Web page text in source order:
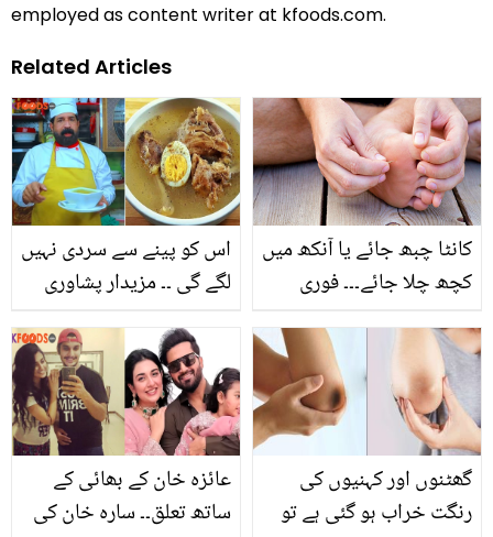
employed as content writer at kfoods.com.
Related Articles
اس کو پینے سے سردی نہیں
لگے گی ۔۔ مزیدار پشاوری
لینے ہیں تو جانیں بابا فوڈز
کی یہ اسپیشل ریسیپی جو
اس موسم میں سب کو
پسند آئے
کانٹا چبھ جائے یا آنکھ میں
کچھ چلا جائے۔۔۔ فوری
جو سب کے لئے جاننا بہت
ضروری ہیں
عائزہ خان کے بھائی کے
ساتھ تعلق۔۔ سارہ خان کی
گھٹنوں اور کہنیوں کی
رنگت خراب ہو گئی ہے تو